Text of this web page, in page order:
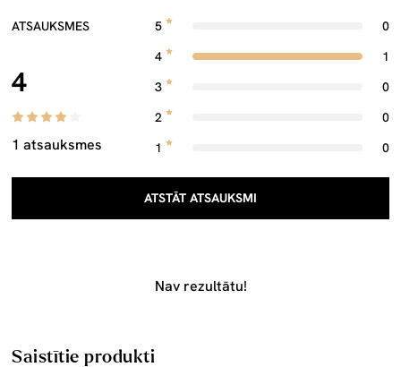
ATSAUKSMES
4
1 atsauksmes
5
0
4
1
3
0
2
0
1
0
ATSTĀT ATSAUKSMI
Nav rezultātu!
Saistītie produkti